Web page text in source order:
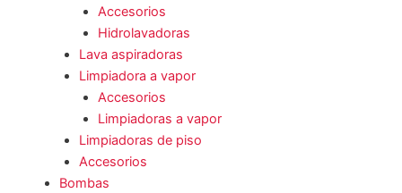
Accesorios
Hidrolavadoras
Lava aspiradoras
Limpiadora a vapor
Accesorios
Limpiadoras a vapor
Limpiadoras de piso
Accesorios
Bombas